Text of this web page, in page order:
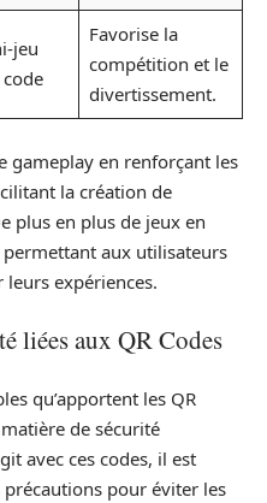
jeu
Favorise la
compétition et le
divertissement.
gameplay en renforçant les
la création de
plus en plus de jeux en
aux utilisateurs
leurs expériences.
liées aux QR Codes
qu’apportent les QR
de sécurité
avec ces codes, il est
pour éviter les